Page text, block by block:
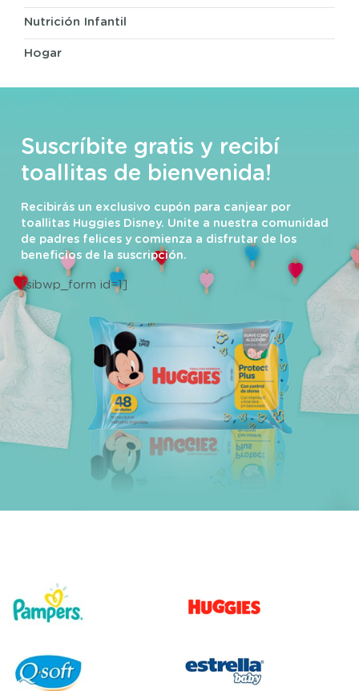
Nutrición Infantil
Hogar
Suscríbite gratis y recibí
toallitas de bienvenida!
Recibirás un exclusivo cupón para canjear por
toallitas Huggies Disney. Unite a nuestra comunidad
de padres felices y comienza a disfrutar de los
beneficios de la suscripción.
[sibwp_form id=1]